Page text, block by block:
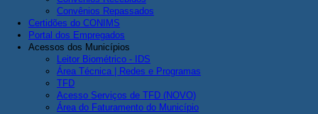
Convênios Repassados
Certidões do CONIMS
Portal dos Empregados
Acessos dos Municípios
Leitor Biométrico - IDS
Área Técnica | Redes e Programas
TFD
Acesso Serviços de TFD (NOVO)
Área do Faturamento do Município